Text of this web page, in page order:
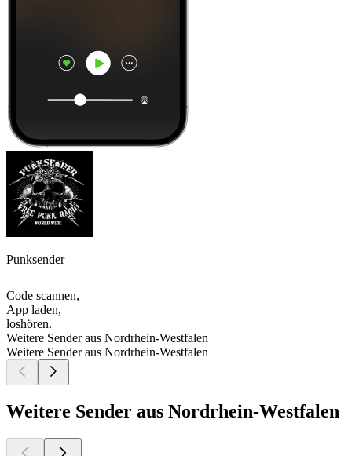
Punksender
Code scannen,
App laden,
loshören.
Weitere Sender aus Nordrhein-Westfalen
Weitere Sender aus Nordrhein-Westfalen
Weitere Sender aus Nordrhein-Westfalen